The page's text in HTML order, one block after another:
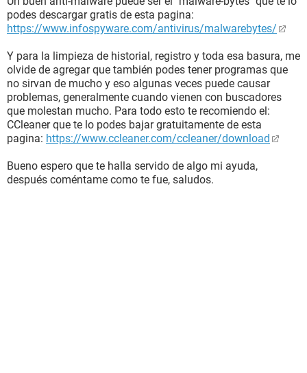
podes descargar gratis de esta pagina:
https://www.infospyware.com/antivirus/malwarebytes/
Y para la limpieza de historial, registro y toda esa basura, me
olvide de agregar que también podes tener programas que
no sirvan de mucho y eso algunas veces puede causar
problemas, generalmente cuando vienen con buscadores
que molestan mucho. Para todo esto te recomiendo el:
CCleaner que te lo podes bajar gratuitamente de esta
pagina: https://www.ccleaner.com/ccleaner/download
Bueno espero que te halla servido de algo mi ayuda,
después coméntame como te fue, saludos.